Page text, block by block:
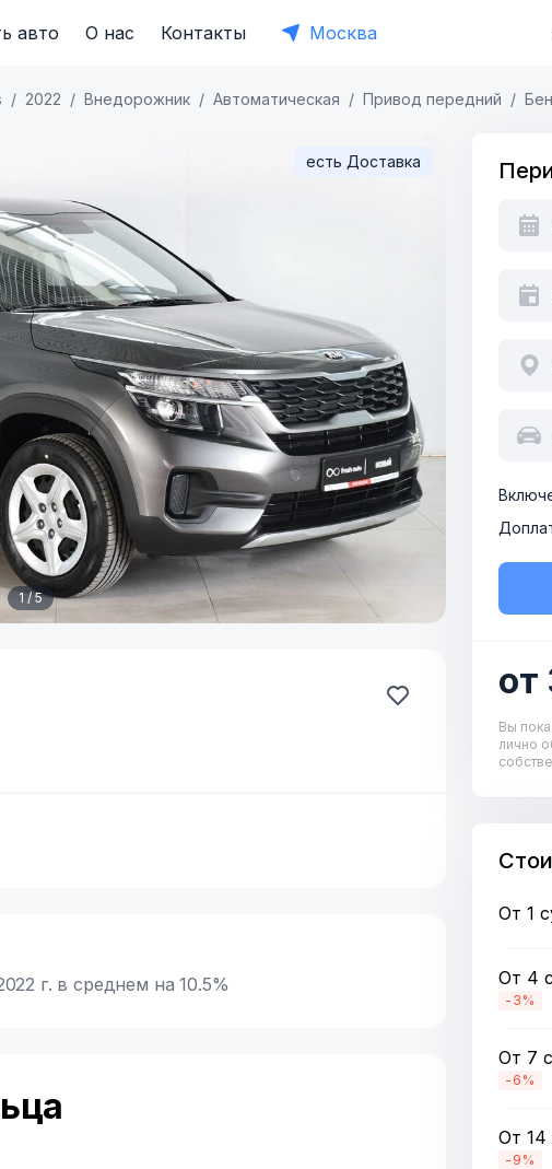
авто О нас Контакты Москва
2022 Внедорожник Автоматическая Привод передний
1 / 5
есть Доставка
г. в среднем на 10.5%
от
Вы пока
лично
От 1
От 4
-3%
От 7
-6%
От 14
-9%